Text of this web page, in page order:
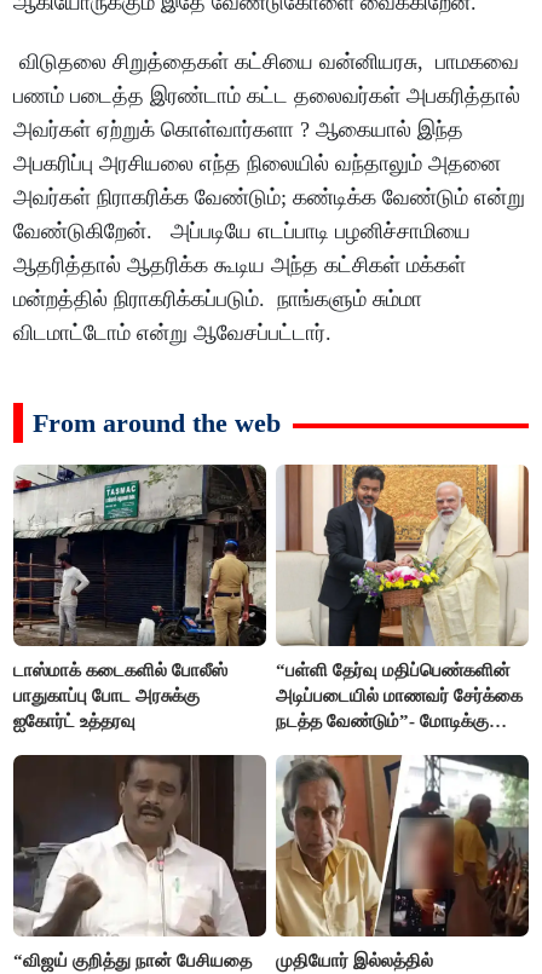
விடுதலை சிறுத்தைகள் கட்சியை வன்னியரசு, பாமகவை
பணம் படைத்த இரண்டாம் கட்ட தலைவர்கள் அபகரித்தால்
அவர்கள் ஏற்றுக் கொள்வார்களா ? ஆகையால் இந்த
அபகரிப்பு அரசியலை எந்த நிலையில் வந்தாலும் அதனை
அவர்கள் நிராகரிக்க வேண்டும்; கண்டிக்க வேண்டும் என்று
வேண்டுகிறேன். அப்படியே எடப்பாடி பழனிச்சாமியை
ஆதரித்தால் ஆதரிக்க கூடிய அந்த கட்சிகள் மக்கள்
மன்றத்தில் நிராகரிக்கப்படும். நாங்களும் சும்மா
விடமாட்டோம் என்று ஆவேசப்பட்டார்.
From around the web
டாஸ்மாக் கடைகளில் போலீஸ்
பாதுகாப்பு போட அரசுக்கு
ஐகோர்ட் உத்தரவு
“பள்ளி தேர்வு மதிப்பெண்களின்
அடிப்படையில் மாணவர் சேர்க்கை
நடத்த வேண்டும்”- மோடிக்கு
“விஜய் குறித்து நான் பேசியதை
முதியோர் இல்லத்தில்